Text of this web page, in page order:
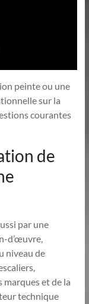
peinte ou une
sur la
courantes
de
par une
d’œuvre,
niveau de
marques et de la
technique